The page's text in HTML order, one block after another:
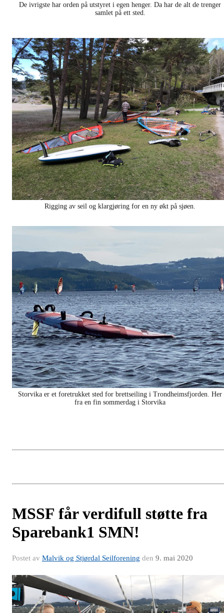
De ivrigste har orden på utstyret i egen henger. Da har de alt de trenger
samlet på ett sted.
Rigging av seil og klargjøring for en ny økt på sjøen.
Storvika er et foretrukket sted for brettseiling i Trondheimsfjorden. Her
fra en fin sommerdag i Storvika
MSSF får verdifull støtte fra
Sparebank1 SMN!
Postet av Malvik og Stjørdal Seilforening den 9. mai 2020